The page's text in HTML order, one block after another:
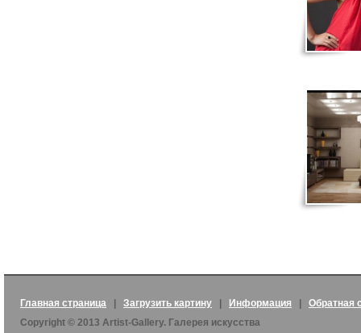
Главная страница Загрузить картину Информация
Обратная
Copyright © 2013 Artist-Gallery. Галерея искусства